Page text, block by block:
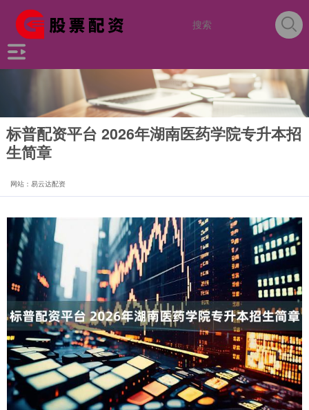
标普配资平台 2026年湖南医药学院专升本招
生简章
网站：易云达配资